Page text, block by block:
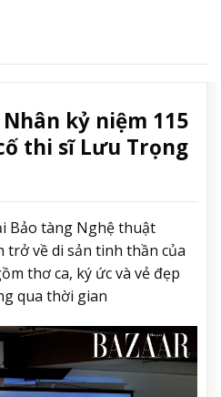
kỷ niệm 115
thi sĩ Lưu Trọng
Bảo tàng Nghệ thuật
trở về di sản tinh thần của
thơ ca, ký ức và vẻ đẹp
qua thời gian